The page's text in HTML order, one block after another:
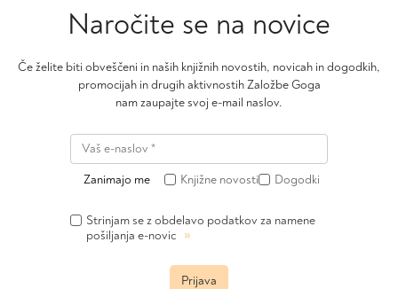
Naročite se na novice
Če želite biti obveščeni in naših knjižnih novostih, novicah in dogodkih,
promocijah in drugih aktivnostih Založbe Goga
nam zaupajte svoj e-mail naslov.
Zanimajo me Knjižne novosti Dogodki
Strinjam se z obdelavo podatkov za namene
pošiljanja e-novic »
Prijava